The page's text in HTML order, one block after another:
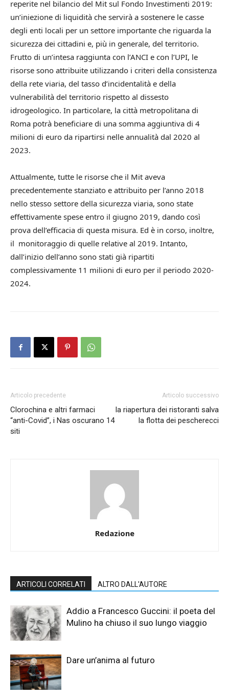
reperite nel bilancio del Mit sul Fondo Investimenti 2019:
un’iniezione di liquidità che servirà a sostenere le casse
degli enti locali per un settore importante che riguarda la
sicurezza dei cittadini e, più in generale, del territorio.
Frutto di un’intesa raggiunta con l’ANCI e con l’UPI, le
risorse sono attribuite utilizzando i criteri della consistenza
della rete viaria, del tasso d’incidentalità e della
vulnerabilità del territorio rispetto al dissesto
idrogeologico. In particolare, la città metropolitana di
Roma potrà beneficiare di una somma aggiuntiva di 4
milioni di euro da ripartirsi nelle annualità dal 2020 al
2023.
Attualmente, tutte le risorse che il Mit aveva
precedentemente stanziato e attribuito per l’anno 2018
nello stesso settore della sicurezza viaria, sono state
effettivamente spese entro il giugno 2019, dando così
prova dell’efficacia di questa misura. Ed è in corso, inoltre,
il monitoraggio di quelle relative al 2019. Intanto,
dall’inizio dell’anno sono stati già ripartiti
complessivamente 11 milioni di euro per il periodo 2020-
2024.
Articolo precedente
Clorochina e altri farmaci
“anti-Covid”, i Nas oscurano 14
siti
Articolo successivo
la riapertura dei ristoranti salva
la flotta dei pescherecci
Redazione
ARTICOLI CORRELATI ALTRO DALL'AUTORE
Addio a Francesco Guccini: il poeta del
Mulino ha chiuso il suo lungo viaggio
Dare un’anima al futuro